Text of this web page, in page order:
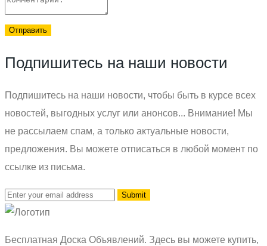
Отправить
Подпишитесь на наши новости
Подпишитесь на наши новости, чтобы быть в курсе всех
новостей, выгодных услуг или анонсов... Внимание! Мы
не рассылаем спам, а только актуальные новости,
предложения. Вы можете отписаться в любой момент по
ссылке из письма.
Бесплатная Доска Объявлений. Здесь вы можете купить,